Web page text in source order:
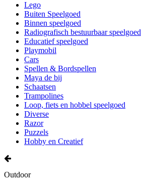
Lego
Buiten Speelgoed
Binnen speelgoed
Radiografisch bestuurbaar speelgoed
Educatief speelgoed
Playmobil
Cars
Spellen & Bordspellen
Maya de bij
Schaatsen
Trampolines
Loop, fiets en hobbel speelgoed
Diverse
Razor
Puzzels
Hobby en Creatief
Outdoor